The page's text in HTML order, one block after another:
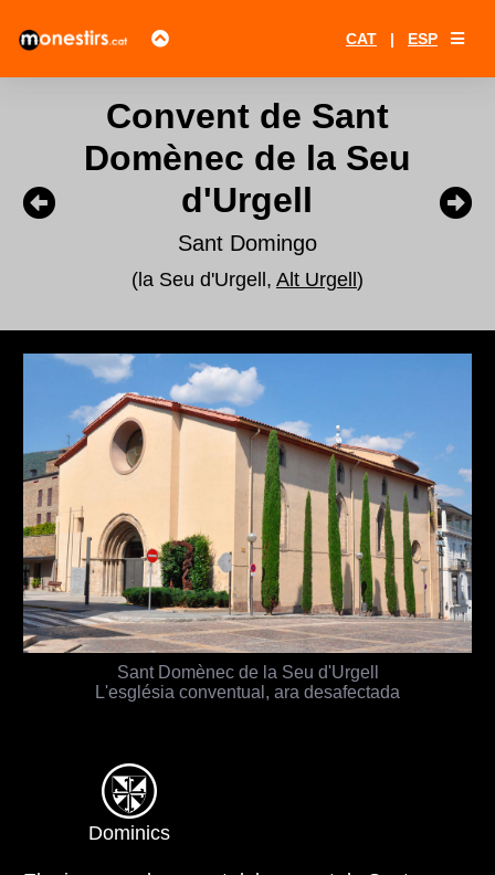
CAT | ESP
Convent de Sant
Domènec de la Seu
d'Urgell
Sant Domingo
(la Seu d'Urgell, Alt Urgell )
Sant Domènec de la Seu d'Urgell
L'església conventual, ara desafectada
Dominics